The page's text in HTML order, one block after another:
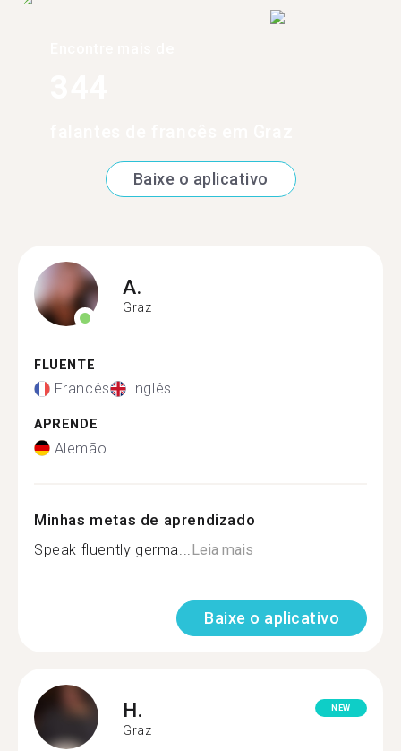
Baixe o aplicativo
A.
Graz
FLUENTE
Francês Inglês
APRENDE
Alemão
Minhas metas de aprendizado
Speak fluently germa... Leia mais
Baixe o aplicativo
H.
Graz
NEW